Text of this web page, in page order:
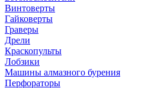
Винтоверты
Гайковерты
Граверы
Дрели
Краскопульты
Лобзики
Машины алмазного бурения
Перфораторы